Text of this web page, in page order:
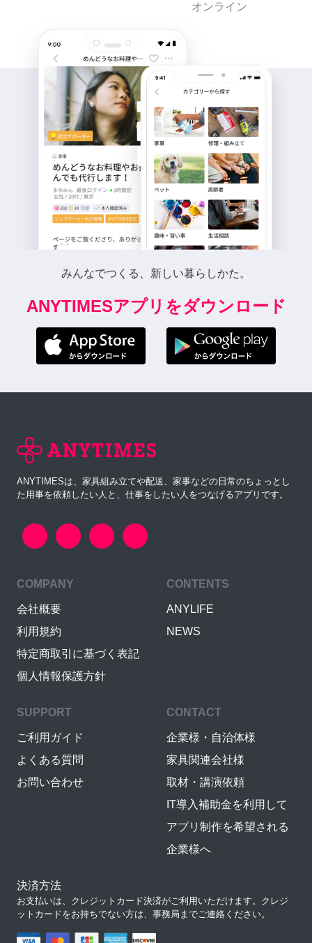
オンライン
みんなでつくる、新しい暮らしかた。
ANYTIMESアプリをダウンロード
ANYTIMESは、家具組み立てや配送、家事などの日常のちょっとし
た用事を依頼したい人と、仕事をしたい人をつなげるアプリです。
COMPANY
会社概要
利用規約
特定商取引に基づく表記
個人情報保護方針
CONTENTS
ANYLIFE
NEWS
SUPPORT
ご利用ガイド
よくある質問
お問い合わせ
CONTACT
企業様・自治体様
家具関連会社様
取材・講演依頼
IT導入補助金を利用して
アプリ制作を希望される
企業様へ
決済方法
お支払いは、クレジットカード決済がご利用いただけます。クレジ
ットカードをお持ちでない方は、事務局までご連絡ください。